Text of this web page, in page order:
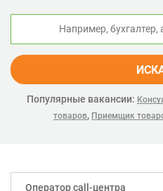
Популярные вакансии:
товаров, Приемщик
Оператор call-центра